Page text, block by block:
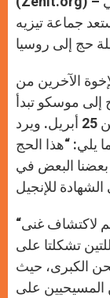
p e
r
k
جماعة تيزيه
الآخرين من
موسكو تبدأ
من الأربعاء 20 أبريل وتستمر لغاية الاثنين 25 أبريل. ويرد
يلي: “هذا الحج
بعضنا البعض في
“الشباب مدعوون إلى الانضمام إليهم لاكتشاف غنى
تشكلتا على
الكبرى، حيث
المسيحيين على